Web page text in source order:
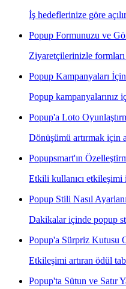
İş hedeflerinize göre
Popup Formunuzu ve
Ziyaretçilerinizle
Popup Kampanyaları
Popup
Popup'a Loto
Dönüşümü artırmak için
Popupsmart'ın
Etkili kullanıcı etkileşimi
Popup Stili Nasıl
Dakikalar içinde popup
Popup'a Sürpriz Kutusu
Etkileşimi artıran ödül
Popup'ta Sütun ve Satır